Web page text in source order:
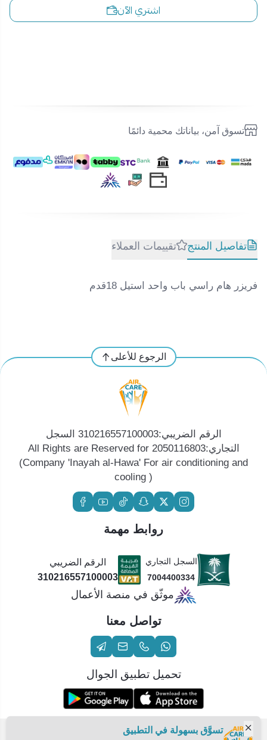
اشتري الآن
تسوق آمن، بياناتك محمية دائمًا
تفاصيل المنتج تقييمات العملاء
فريزر هام راسي باب واحد استيل 18قدم
الرجوع للأعلى
الرقم الضريبي:310216557100003 السجل
التجاري:2050116803 All Rights are Reserved for
(Company 'Inayah al-Hawa' For air conditioning and
cooling )
روابط مهمة
السجل التجاري
7004400334
الرقم الضريبي
310216557100003
موثّق في منصة الأعمال
تواصل معنا
تحميل تطبيق الجوال
الحقوق محفوظة | 2026 عناية الهواء | شريك سكني الاستراتيجيتسوَّق بسهولة في التطبيق